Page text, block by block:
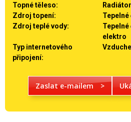
Topné těleso:
Zdroj topení:
Zdroj teplé vody:
elektro
Typ internetového
připojení:
Zaslat e-mailem >